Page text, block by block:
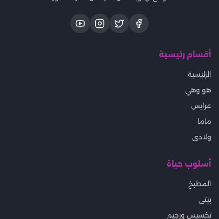
أقسام رئيسية
الرئيسية
هو وهي
عرايس
ماما
ولادى
أسلوب حياة
المطبخ
بيتى
تخسيس ورجيم